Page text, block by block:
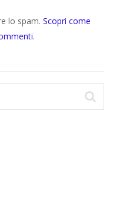
lo spam. Scopri come
.